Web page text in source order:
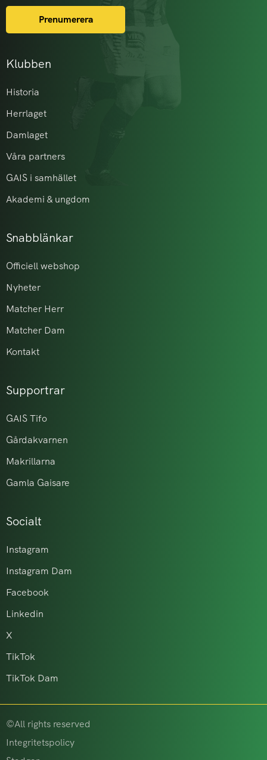
Klubben
Historia
Herrlaget
Damlaget
Våra partners
GAIS i samhället
Akademi & ungdom
Snabblänkar
Officiell webshop
Nyheter
Matcher Herr
Matcher Dam
Kontakt
Supportrar
GAIS Tifo
Gårdakvarnen
Makrillarna
Gamla Gaisare
Socialt
Instagram
Instagram Dam
Facebook
Linkedin
X
TikTok
TikTok Dam
Prenumerera
©All rights reserved
Integritetspolicy